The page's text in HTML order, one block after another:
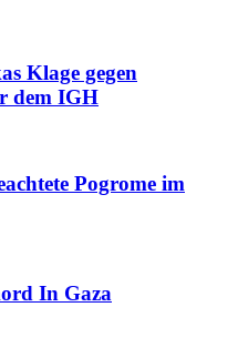
Klage gegen
dem IGH
Pogrome im
In Gaza